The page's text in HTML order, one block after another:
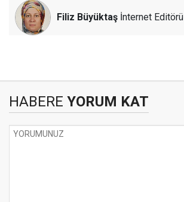
Filiz Büyüktaş İnternet Editörü
HABERE YORUM KAT